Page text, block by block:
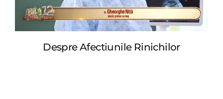
Despre Afectiunile Rinichilor